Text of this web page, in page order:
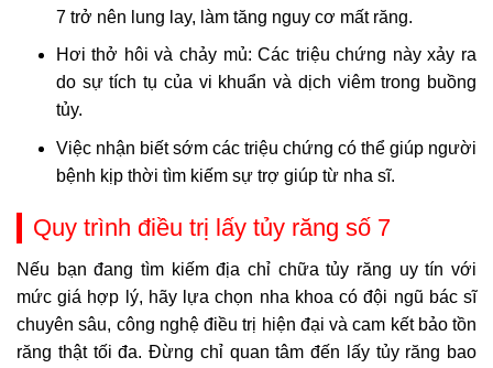
7 trở nên lung lay, làm tăng nguy cơ mất răng.
Hơi thở hôi và chảy mủ: Các triệu chứng này xảy ra
do sự tích tụ của vi khuẩn và dịch viêm trong buồng
tủy.
Việc nhận biết sớm các triệu chứng có thể giúp người
bệnh kịp thời tìm kiếm sự trợ giúp từ nha sĩ.
Quy trình điều trị lấy tủy răng số 7
Nếu bạn đang tìm kiếm địa chỉ chữa tủy răng uy tín với
mức giá hợp lý, hãy lựa chọn nha khoa có đội ngũ bác sĩ
chuyên sâu, công nghệ điều trị hiện đại và cam kết bảo tồn
răng thật tối đa. Đừng chỉ quan tâm đến lấy tủy răng bao